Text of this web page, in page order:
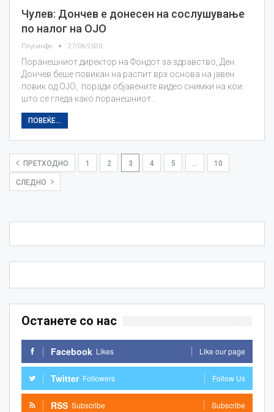
Чулев: Дончев е донесен на сослушување
по налог на ОЈО
Плусинфо 27/06/2020
Поранешниот директор на Фондот за здравство, Ден
Дончев беше повикан на распит врз основа на јавен
повик од ОЈО, поради објавените видео снимки на кои
што се гледа како поранешниот…
ПОВЕЌЕ...
ПРЕТХОДНО 1 2 3 4 5 10
СЛЕДНО
Останете со нас
Facebook Likes Like our page
Twitter Followers Follow Us
RSS Subscribe Subscribe